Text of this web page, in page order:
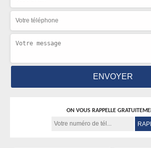
ON VOUS RAPPELLE